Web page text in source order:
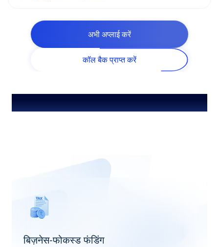
अभी अप्लाई करें
कॉल बैक प्राप्त करें
स्व-व्यवसायी के लिए विशेष विशेषताएं और ऑफर
बिज़नेस-फोकस्ड फंडिंग